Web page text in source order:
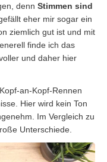
denn Stimmen sind
gefällt eher mir sogar ein
ziemlich gut ist und mit
finde ich das
und daher hier
an-Kopf-Rennen
Hier wird kein Ton
Im Vergleich zu
Unterschiede.